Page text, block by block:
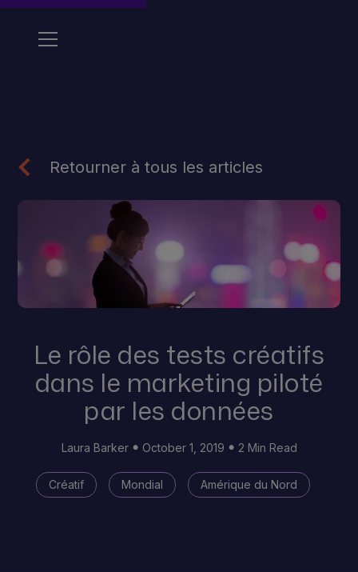
Retourner à tous les articles
Le rôle des tests créatifs
dans le marketing piloté
par les données
Laura Barker October 1, 2019 2 Min Read
Créatif Mondial Amérique du Nord